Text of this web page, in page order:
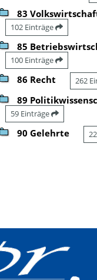
83
102 Einträge
85
100 Einträge
86 Recht 262
89
59 Einträge
90 Gelehrte